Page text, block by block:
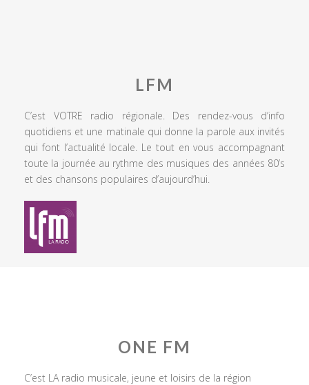
LFM
C’est VOTRE radio régionale. Des rendez-vous d’info
quotidiens et une matinale qui donne la parole aux invités
qui font l’actualité locale. Le tout en vous accompagnant
toute la journée au rythme des musiques des années 80’s
et des chansons populaires d’aujourd’hui.
ONE FM
C’est LA radio musicale, jeune et loisirs de la région